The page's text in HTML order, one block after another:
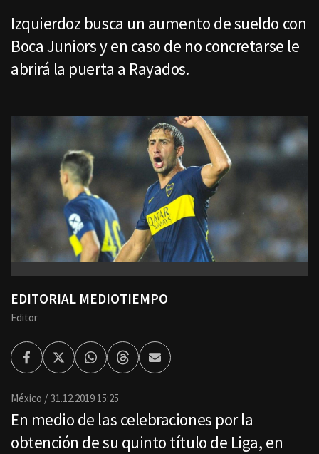
Izquierdoz busca un aumento de sueldo con
Boca Juniors y en caso de no concretarse le
abrirá la puerta a Rayados.
EDITORIAL MEDIOTIEMPO
Editor
FacebookTwitterWhatsappThreadsEnviar
por
México 31.12.2019 15:25
En medio de las celebraciones por la
obtención de su quinto título de Liga, en